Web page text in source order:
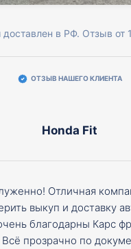
доставлен в РФ. Отзыв от
ОТЗЫВ НАШЕГО КЛИЕНТА
Honda Fit
Отличная
выкуп и доставку
благодарны Карс
прозрачно по